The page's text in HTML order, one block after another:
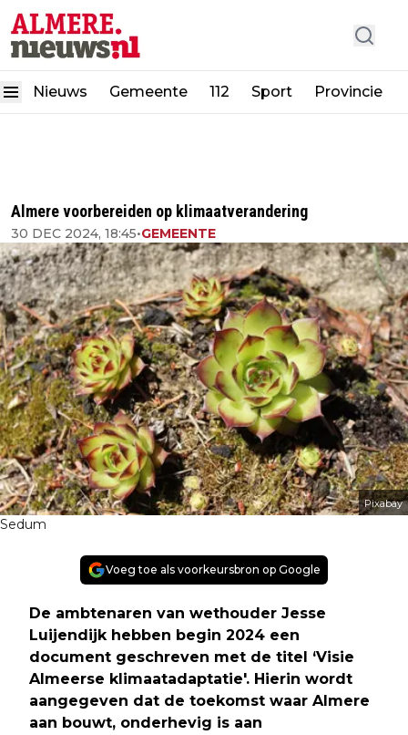
Nieuws Gemeente 112 Sport Provincie
Almere voorbereiden op klimaatverandering
30 DEC 2024, 18:45•GEMEENTE
Pixabay
Sedum
Voeg toe als voorkeursbron op Google
De ambtenaren van wethouder Jesse
Luijendijk hebben begin 2024 een
document geschreven met de titel ‘Visie
Almeerse klimaatadaptatie'. Hierin wordt
aangegeven dat de toekomst waar Almere
aan bouwt, onderhevig is aan